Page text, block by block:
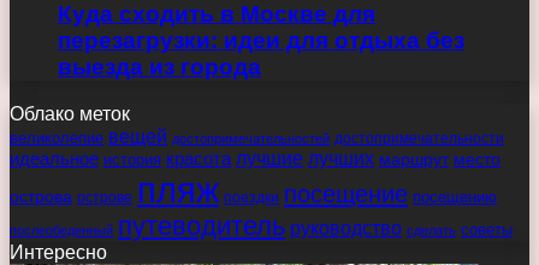
Куда сходить в Москве для
перезагрузки: идеи для отдыха без
выезда из города
Облако меток
великолепие вещей достопримечательностей достопримечательности
идеальное история красота лучшие лучших маршрут место
острова острове пляж поездки посещение посещению
послеобеденный путеводитель руководство сделать советы
Интересно